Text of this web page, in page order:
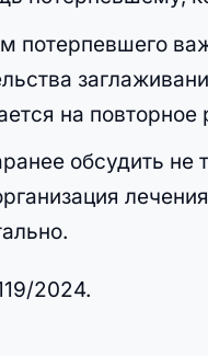
потерпевшего
на повторное
обсудить
2024.